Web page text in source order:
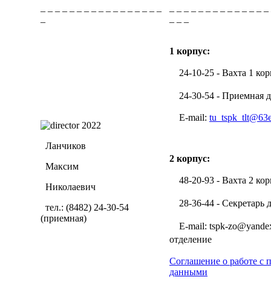
Ланчиков
Максим
Николаевич
тел.: (8482) 24-30-54
(приемная)
1 корпус:
24-10-25 - Вахта 1
24-30-54 - Приемная
E-mail:
2 корпус:
48-20-93 - Вахта 2
28-36-44 - Секретарь
E-mail: tspk-
отделение
Соглашение о работе с
данными